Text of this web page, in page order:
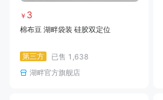
￥ 3
棉布豆 湖畔袋装 硅胶双定位
第三方 已售 1,638
湖畔官方旗舰店